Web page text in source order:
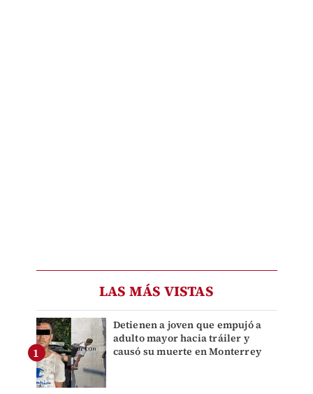
LAS MÁS VISTAS
Detienen a joven que empujó a
adulto mayor hacia tráiler y
causó su muerte en Monterrey